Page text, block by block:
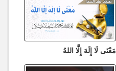
مَعْنَى لَا إِلَهَ إِلَّا اللهُ